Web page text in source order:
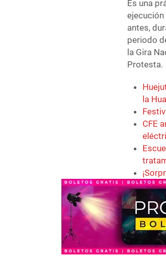
Es una
ejecución
antes,
periodo
la Gira
Protesta.
la
CFE